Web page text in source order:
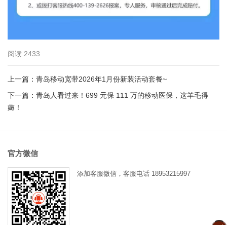
阅读 2433
上一篇： 青岛移动宽带2026年1月份新装活动套餐~
下一篇： 青岛人看过来！699 元保 111 万的移动医保，这羊毛得
薅！
官方微信
添加客服微信，客服电话 18953215997